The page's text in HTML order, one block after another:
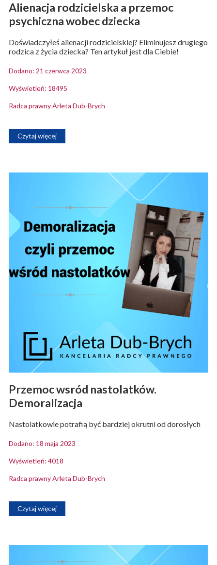
Alienacja rodzicielska a przemoc
psychiczna wobec dziecka
Doświadczyłeś alienacji rodzicielskiej? Eliminujesz drugiego
rodzica z życia dziecka? Ten artykuł jest dla Ciebie!
Dodano: 21 czerwca 2023
Wyświetleń: 18495
Radca prawny Arleta Dub-Brych
Czytaj więcej
Przemoc wsród nastolatków.
Demoralizacja
Nastolatkowie potrafią być bardziej okrutni od dorosłych
Dodano: 18 maja 2023
Wyświetleń: 4018
Radca prawny Arleta Dub-Brych
Czytaj więcej